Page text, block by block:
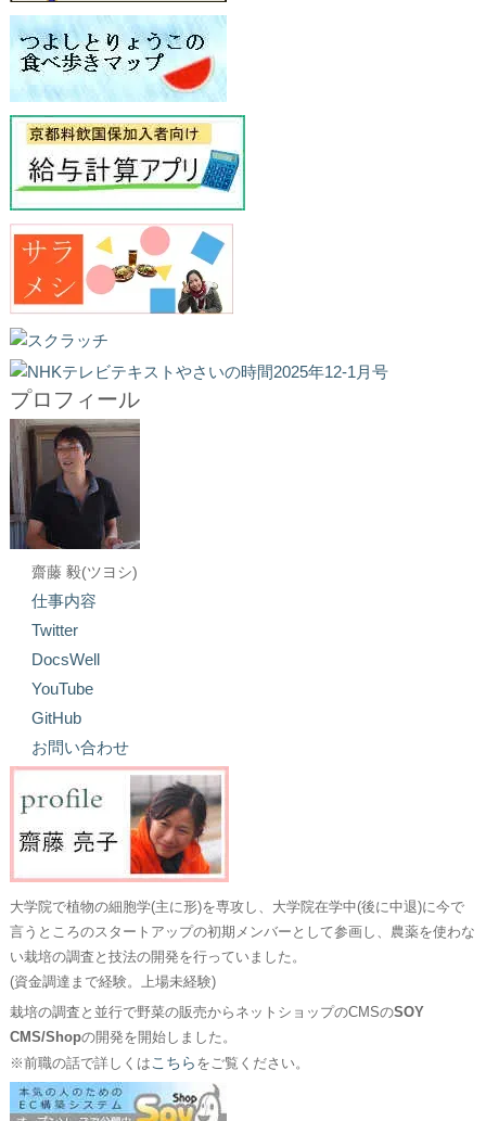
プロフィール
齋藤 毅(ツヨシ)
仕事内容
Twitter
DocsWell
YouTube
GitHub
お問い合わせ
大学院で植物の細胞学(主に形)を専攻し、大学院在学中(後に中退)に今で
言うところのスタートアップの初期メンバーとして参画し、農薬を使わな
い栽培の調査と技法の開発を行っていました。
(資金調達まで経験。上場未経験)
栽培の調査と並行で野菜の販売からネットショップのCMSのSOY
CMS/Shopの開発を開始しました。
※前職の話で詳しくはこちら をご覧ください。